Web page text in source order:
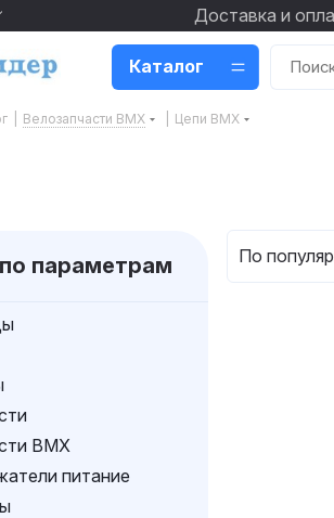
Доставка и
Каталог
Велозапчасти BMX Цепи BMX
По
параметрам
BMX
питание